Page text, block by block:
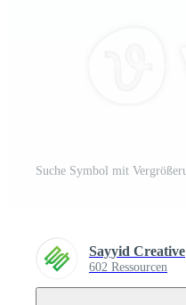
Sayyid Creative
602 Ressourcen